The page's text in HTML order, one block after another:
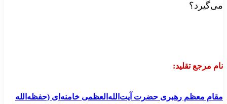
مرجع تقلید:
معظم رهبری حضرت آیت‌الله‌العظمی خامنه‌ای (حفظه‌الله